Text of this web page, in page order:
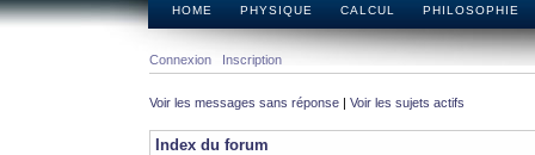
HOME PHYSIQUE CALCUL PHILOSOPHIE
Connexion Inscription
Voir les messages sans réponse | Voir les sujets actifs
Index du forum